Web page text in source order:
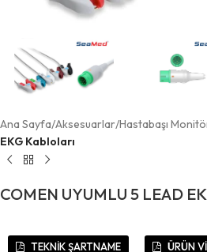
Ana Sayfa Aksesuarlar Hastabaşı
EKG Kabloları
COMEN UYUMLU 5 LEAD
TEKNİK ŞARTNAME ÜRÜN